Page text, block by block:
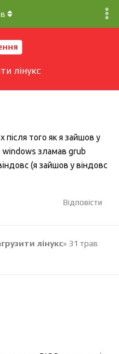
лінукс
того як я зайшов у
windows зламав grub
(я зайшов у віндовс
Відповісти
лінукс» 31 трав